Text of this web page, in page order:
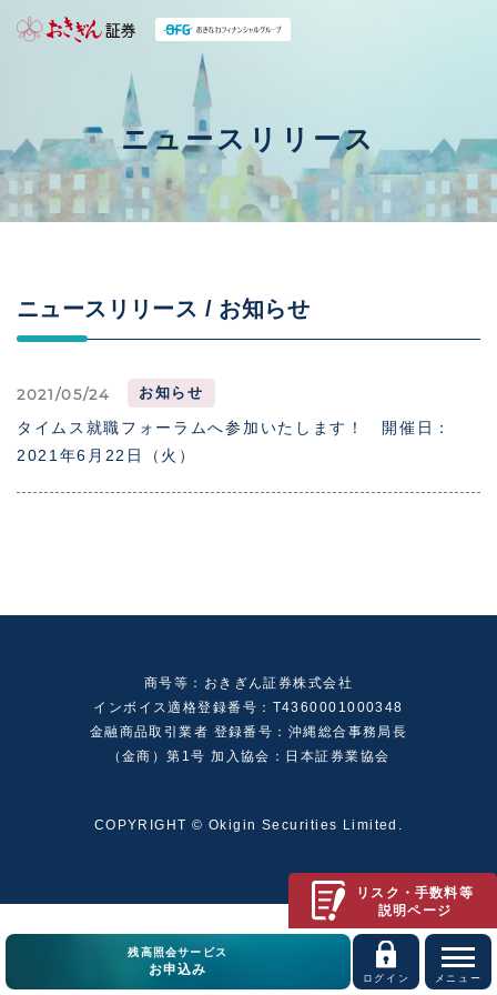
残高照会サービス
お申込み
ログイン メニュー
リスク・手数料等
説明ページ
ニュースリリース
ニュースリリース / お知らせ
2021/05/24 お知らせ
タイムス就職フォーラムへ参加いたします！ 開催日：
2021年6月22日（火）
商号等：おきぎん証券株式会社
インボイス適格登録番号：T4360001000348
金融商品取引業者 登録番号：沖縄総合事務局長
（金商）第1号 加入協会：日本証券業協会
COPYRIGHT © Okigin Securities Limited.